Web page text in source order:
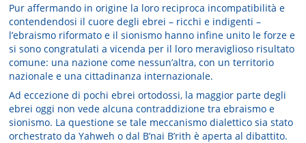
Pur affermando in origine la loro reciproca incompatibilità e
contendendosi il cuore degli ebrei – ricchi e indigenti –
l’ebraismo riformato e il sionismo hanno infine unito le forze e
si sono congratulati a vicenda per il loro meraviglioso risultato
comune: una nazione come nessun’altra, con un territorio
nazionale e una cittadinanza internazionale.
Ad eccezione di pochi ebrei ortodossi, la maggior parte degli
ebrei oggi non vede alcuna contraddizione tra ebraismo e
sionismo. La questione se tale meccanismo dialettico sia stato
orchestrato da Yahweh o dal B’nai B’rith è aperta al dibattito.